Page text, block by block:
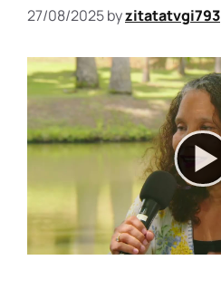
27/08/2025byzitatatvgi793